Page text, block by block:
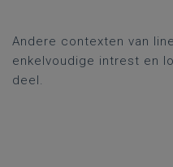
Andere contexten van
enkelvoudige intrest en
deel.